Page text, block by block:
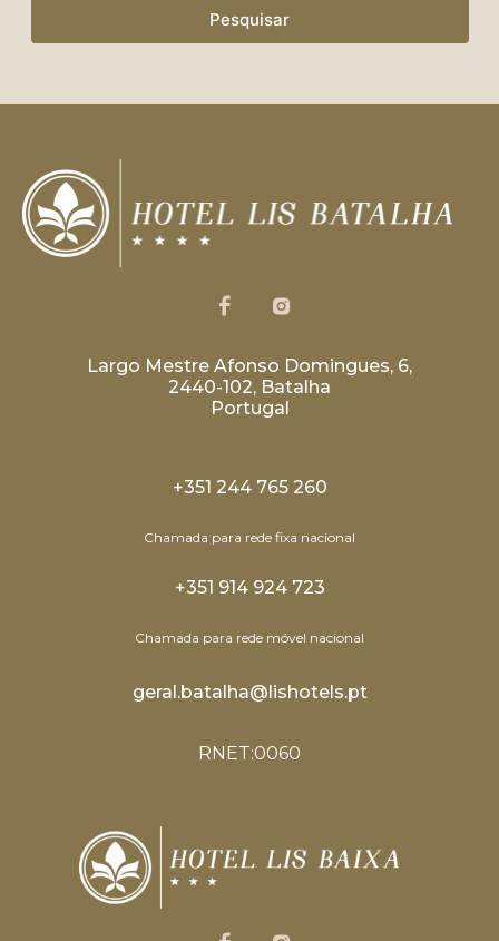
Pesquisar
Largo Mestre Afonso Domingues, 6,
2440-102, Batalha
Portugal
+351 244 765 260
Chamada para rede fixa nacional
+351 914 924 723
Chamada para rede móvel nacional
geral.batalha@lishotels.pt
RNET:0060